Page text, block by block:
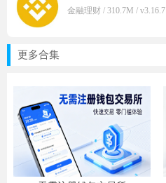
金融理财 / 310.7M / v3.16.7
更多合集